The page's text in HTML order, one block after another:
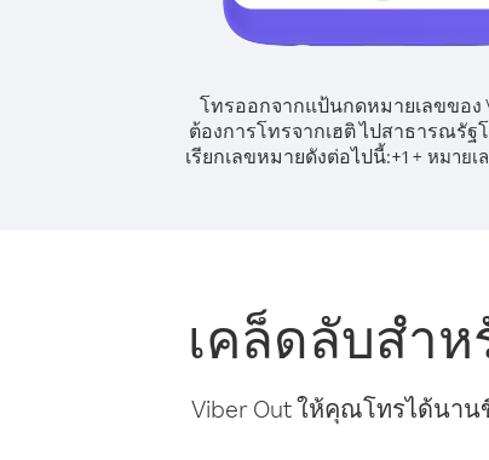
โทรออกจากแป้นกดหมายเลขของ
ต้องการโทรจากเฮติ ไปสาธารณรัฐ
เรียกเลขหมายดังต่อไปนี้:+1+ หมายเ
เคล็ดลับสำ
Viber Out ให้คุณโทรได้นา